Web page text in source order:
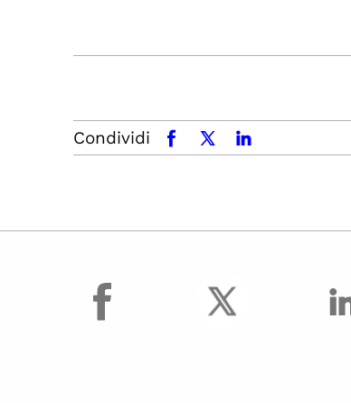
Condividi facebookx.comlinkedin
facebook